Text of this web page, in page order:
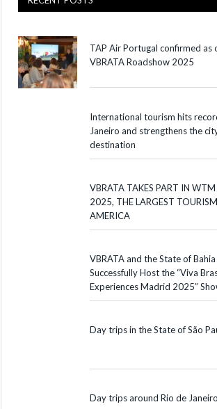
TAP Air Portugal confirmed as
VBRATA Roadshow 2025
International tourism hits
Janeiro and strengthens the
destination
VBRATA TAKES PART IN
2025, THE LARGEST
AMERICA
VBRATA and the State of
Successfully Host the “Viva
Experiences Madrid 2025”
Day trips in the State of São
Day trips around Rio de Janeiro